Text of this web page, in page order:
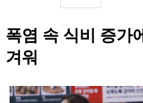
폭염 속 식비 증가
겨워